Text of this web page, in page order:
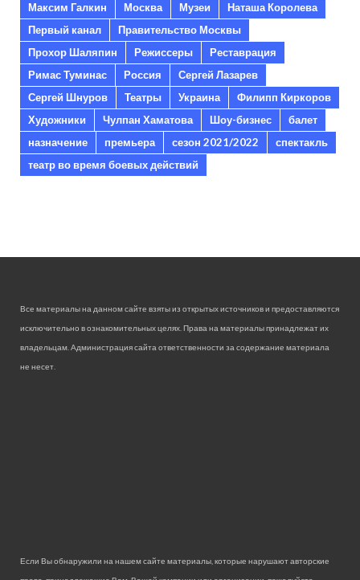
Максим Галкин
Москва Музеи
Наташа Королева
Первый канал
Правительство Москвы
Прохор Шаляпин
Режиссеры
Реставрация
Римас Туминас
Россия
Сергей Лазарев
Сергей Шнуров
Театры Украина
Филипп Киркоров
Художники
Чулпан Хаматова Шоу-бизнес
балет
назначение
премьера сезон 2021/2022
спектакль
театр во время боевых действий
Все материалы на данном сайте взяты из открытых источников и предоставляются
исключительно в ознакомительных целях. Права на материалы принадлежат их
владельцам. Администрация сайта ответственности за содержание материала
не несет.
Если Вы обнаружили на нашем сайте материалы, которые нарушают авторские